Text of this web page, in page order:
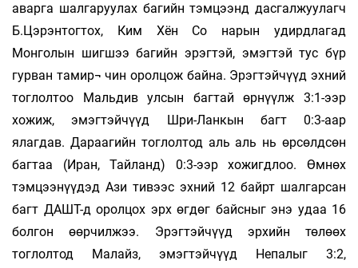
аварга шалгаруулах багийн тэмцээнд дасгалжуулагч
Б.Цэрэнтогтох, Ким Хён Со нарын удирдлагад
Монголын шигшээ багийн эрэгтэй, эмэгтэй тус бүр
гурван тамир¬ чин оролцож байна. Эрэгтэйчүүд эхний
тоглолтоо Мальдив улсын багтай өрнүүлж 3:1-ээр
хожиж, эмэгтэйчүүд Шри-Ланкын багт 0:3-аар
ялагдав. Дараагийн тоглолтод аль аль нь өрсөлдсөн
багтаа (Иран, Тайланд) 0:3-ээр хожигдлоо. Өмнөх
тэмцээнүүдэд Ази тивээс эхний 12 байрт шалгарсан
багт ДАШТ-д оролцох эрх өгдөг байсныг энэ удаа 16
болгон өөрчилжээ. Эрэгтэйчүүд эрхийн төлөөх
тоглолтод Малайз, эмэгтэйчүүд Непалыг 3:2,